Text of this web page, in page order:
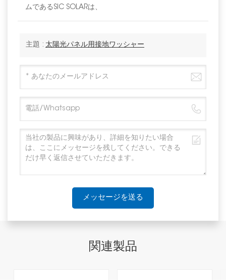
ムであるSIC SOLARは、
主題 : 太陽光パネル用接地ワッシャー
メッセージを送る
関連製品